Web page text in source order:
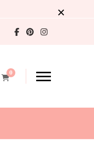
0